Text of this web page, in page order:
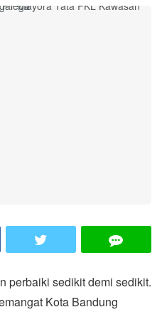
perbaiki sedikit demi sedikit.
Kota Bandung